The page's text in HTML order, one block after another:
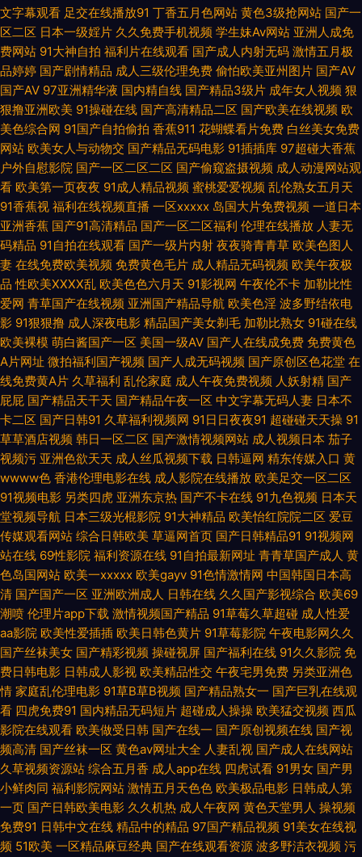
人2P 91成人淫综合 超碰91在线中文 欧美免费网18 先锋影音资源玖玖AV 91
高清在线免费观看视频 欧美视频首页 欧美A级片网站 91草视频 91天堂午夜
黃色網五月天偷拍 少妇系列 91精品视频下载 户外露出在线观看 色色天堂网
91人妻人人干 成人国外av 麻豆五月久久 午夜剧场嫩草分钟 91视频首页蝌蚪
国产人妻精品在线 色情wwwwww 69午夜影院 91在线网站免费观看 国产精
品久久夜夜操 欧美性交贴图 91干逼欧美 岛国不卡Av 久久亚洲精品91 婷婷五
月影院 91国产精品探花视频 东京热亚洲免费精品 美女屮逼视频 性福综合网
91国产丝袜射精 成人黄AA片 精品人妻久久精 日本不卡大片 91se A片共享资
源吧 久草视频资源福利网 瑟瑟91 91白丝足交 www超碰蜜桃 精品久久九 色
片王C0M 91搞熟妇 97人妻资源总站 黄视网站 日日干干超B 日本国产欧美亚
洲 91热爆分类视频 国产精品欧美久久 欧美视频不卡 91ncom在线视频 99精
品视频国产 久草视频福利资源在线 91视频精选Porn 国产欧美日韩久久 午夜
成人视频 天堂色色网 国产精品掏空网 国产三四区 欧美成成人网站久久 91九
色TS丰满伪娘 国产AV导航站 欧美日韩黄页免费看 中回人妻丝袜一区三区 国
产精品爱久久 日韩国产av茶a 91超碰资源站 av无码第一页 麻豆探花 香蕉av
91网站在线观看免费 国产麻豆毛片网站 色老大成人综合站 91豆花网页版 成
人夜视频久久 内射校园大片 91国产精品视频在线 麻豆电影网址入口 亚洲天
堂成人网 国产肏艹自拍 大香蕉久 91大神看片 av黑丝后入在线 日韩A级视频
免费看 91av直播 豆花视频成人网站在线 日本高清网 91黄色网 黑丝在线观看
视频 国产日韩第一页 五月婷最新网址 91学生妹 91网站黄页 91人人草人妻
91人妻人人造人人爽 欧美久久精品久久 亚洲激情小说网 超碰内射网站 青青
文字幕观看 足交在线播放91 丁香五月色网站 黄色3级抢网站 国产一
区二区 日本一级婬片 久久免费手机视频 学生妹Av网站 亚洲人成免
费网站 91大神自拍 福利片在线观看 国产成人内射无码 激情五月极
品婷婷 国产剧情精品 成人三级伦理免费 偷怕欧美亚州图片 国产AV
国产AV 97亚洲精华液 国内精自线 国产精品3级片 成年女人视频 狠
狠撸亚洲欧美 91操碰在线 国产高清精品二区 国产欧美在线视频 欧
美色综合网 91国产自拍偷拍 香蕉911 花蝴蝶看片免费 白丝美女免费
网站 欧美女人与动物交 国产精品无码电影 91插插库 97超碰大香蕉
户外自慰影院 国产一区二区二区 国产偷窥盗摄视频 成人动漫网站观
看 欧美第一页夜夜 91成人精品视频 蜜桃爱爱视频 乱伦熟女五月天
91香蕉视 福利在线视频直播 一区xxxxx 岛国大片免费视频 一道日本
亚洲香蕉 国产91高清精品 国产一区二区福利 伦理在线播放 人妻无
码精品 91自拍在线观看 国产一级片内射 夜夜骑青青草 欧美色图人
妻 在线免费欧美视频 免费黄色毛片 成人精品无码视频 欧美午夜极
品 性欧美ⅩⅩⅩⅩ乱 欧美色色六月天 91影视网 午夜伦不卡 加勒比性
爱网 青草国产在线视频 亚洲国产精品导航 欧美色淫 波多野结依电
影 91狠狠撸 成人深夜电影 精品国产美女剃毛 加勒比熟女 91碰在线
欧美裸模 萌白酱国产一区 美国一级AV 国产人在线成免费 免费黄色
A片网址 微拍福利国产视频 国产人成无码视频 国产原创区色花堂 在
线免费黄A片 久草福利 乱伦家庭 成人午夜免费视频 人妖射精 国产
屁屁 国产精品天干天 国产精品午夜一区 中文字幕无码人妻 日本不
卡二区 国产日韩91 久草福利视频网 91日日夜夜91 超碰碰天天操 91
草草酒店视频 韩日一区二区 国产激情视频网站 成人视频日本 茄子
视频污 亚洲色欲天天 成人丝瓜视频下载 日韩逼网 精东传媒入口 黄
wwww色 香港伦理电影在线 成人影院在线播放 欧美足交一区二区
91视频电影 另类四虎 亚洲东京热 国产不卡在线 91九色视频 日本天
堂视频导航 日本三级光棍影院 91大神精品 欧美怡红院院二区 爱豆
传媒观看网站 综合日韩欧美 草逼网首页 国产日韩精品91 91视频网
站在线 69性影院 福利资源在线 91自拍最新网址 青青草国产成人 黄
色岛国网站 欧美一xxxxx 欧美gayv 91色情激情网 中国韩国日本高
清 国产国产一区 亚洲欧洲成人 日韩在线 久久国产影视综合 欧美69
潮喷 伦理片app下载 激情视频国产精品 91草莓久草超碰 成人性爱
aa影院 欧美性爱插插 欧美日韩色黄片 91草莓影院 午夜电影网久久
国产丝袜美女 国产精彩视频 操碰视屏 国产福利在线 91久久影院 免
费日韩电影 日韩成人影视 欧美精品性交 午夜宅男免费 另类亚洲色
情 家庭乱伦理电影 91草B草B视频 国产精品熟女一 国产巨乳在线观
看 四虎免费91 国内精品无码短片 超碰成人操操 欧美猛交视频 西瓜
影院在线观看 欧美做受日韩 国产在线一 国产原创视频在线 国产视
频高清 国产丝袜一区 黄色av网址大全 人妻乱视 国产成人在线网站
久草视频资源站 综合五月香 成人app在线 四虎试看 91男女 国产男
小鲜肉同 福利影院网站 激情五月天色色 欧美极品电影 日韩成人第
一页 国产日韩欧美电影 久久机热 成人午夜网 黄色天堂男人 操视频
免费91 日韩中文在线 精品中的精品 97国产精品视频 91美女在线视
频 51欧美 一区精品麻豆经典 国产在线观看资源 波多野洁衣视频 污